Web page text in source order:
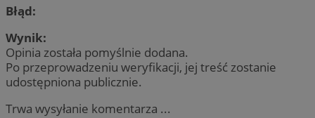
Błąd:
Wynik:
Opinia została pomyślnie dodana.
Po przeprowadzeniu weryfikacji, jej treść zostanie
udostępniona publicznie.
Trwa wysyłanie komentarza ...